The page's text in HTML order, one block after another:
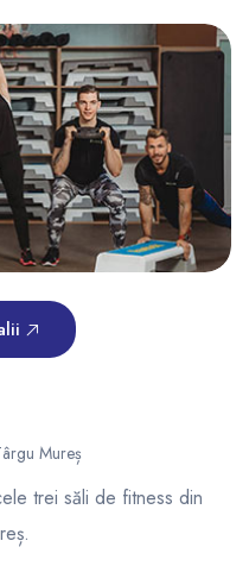
Mureș
trei săli de fitness din